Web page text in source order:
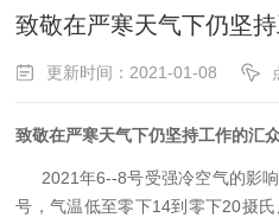
致敬在严寒天气下仍坚
更新时间：2021-01-08
致敬在严寒天气下仍坚持工作的汇
2021年6--8号受强冷空气的影
号，气温低至零下14到零下20摄